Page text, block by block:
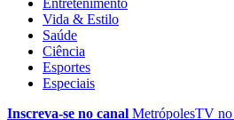
Vida & Estilo
Saúde
Ciência
Esportes
Especiais
Inscreva-se no canal MetrópolesTV no